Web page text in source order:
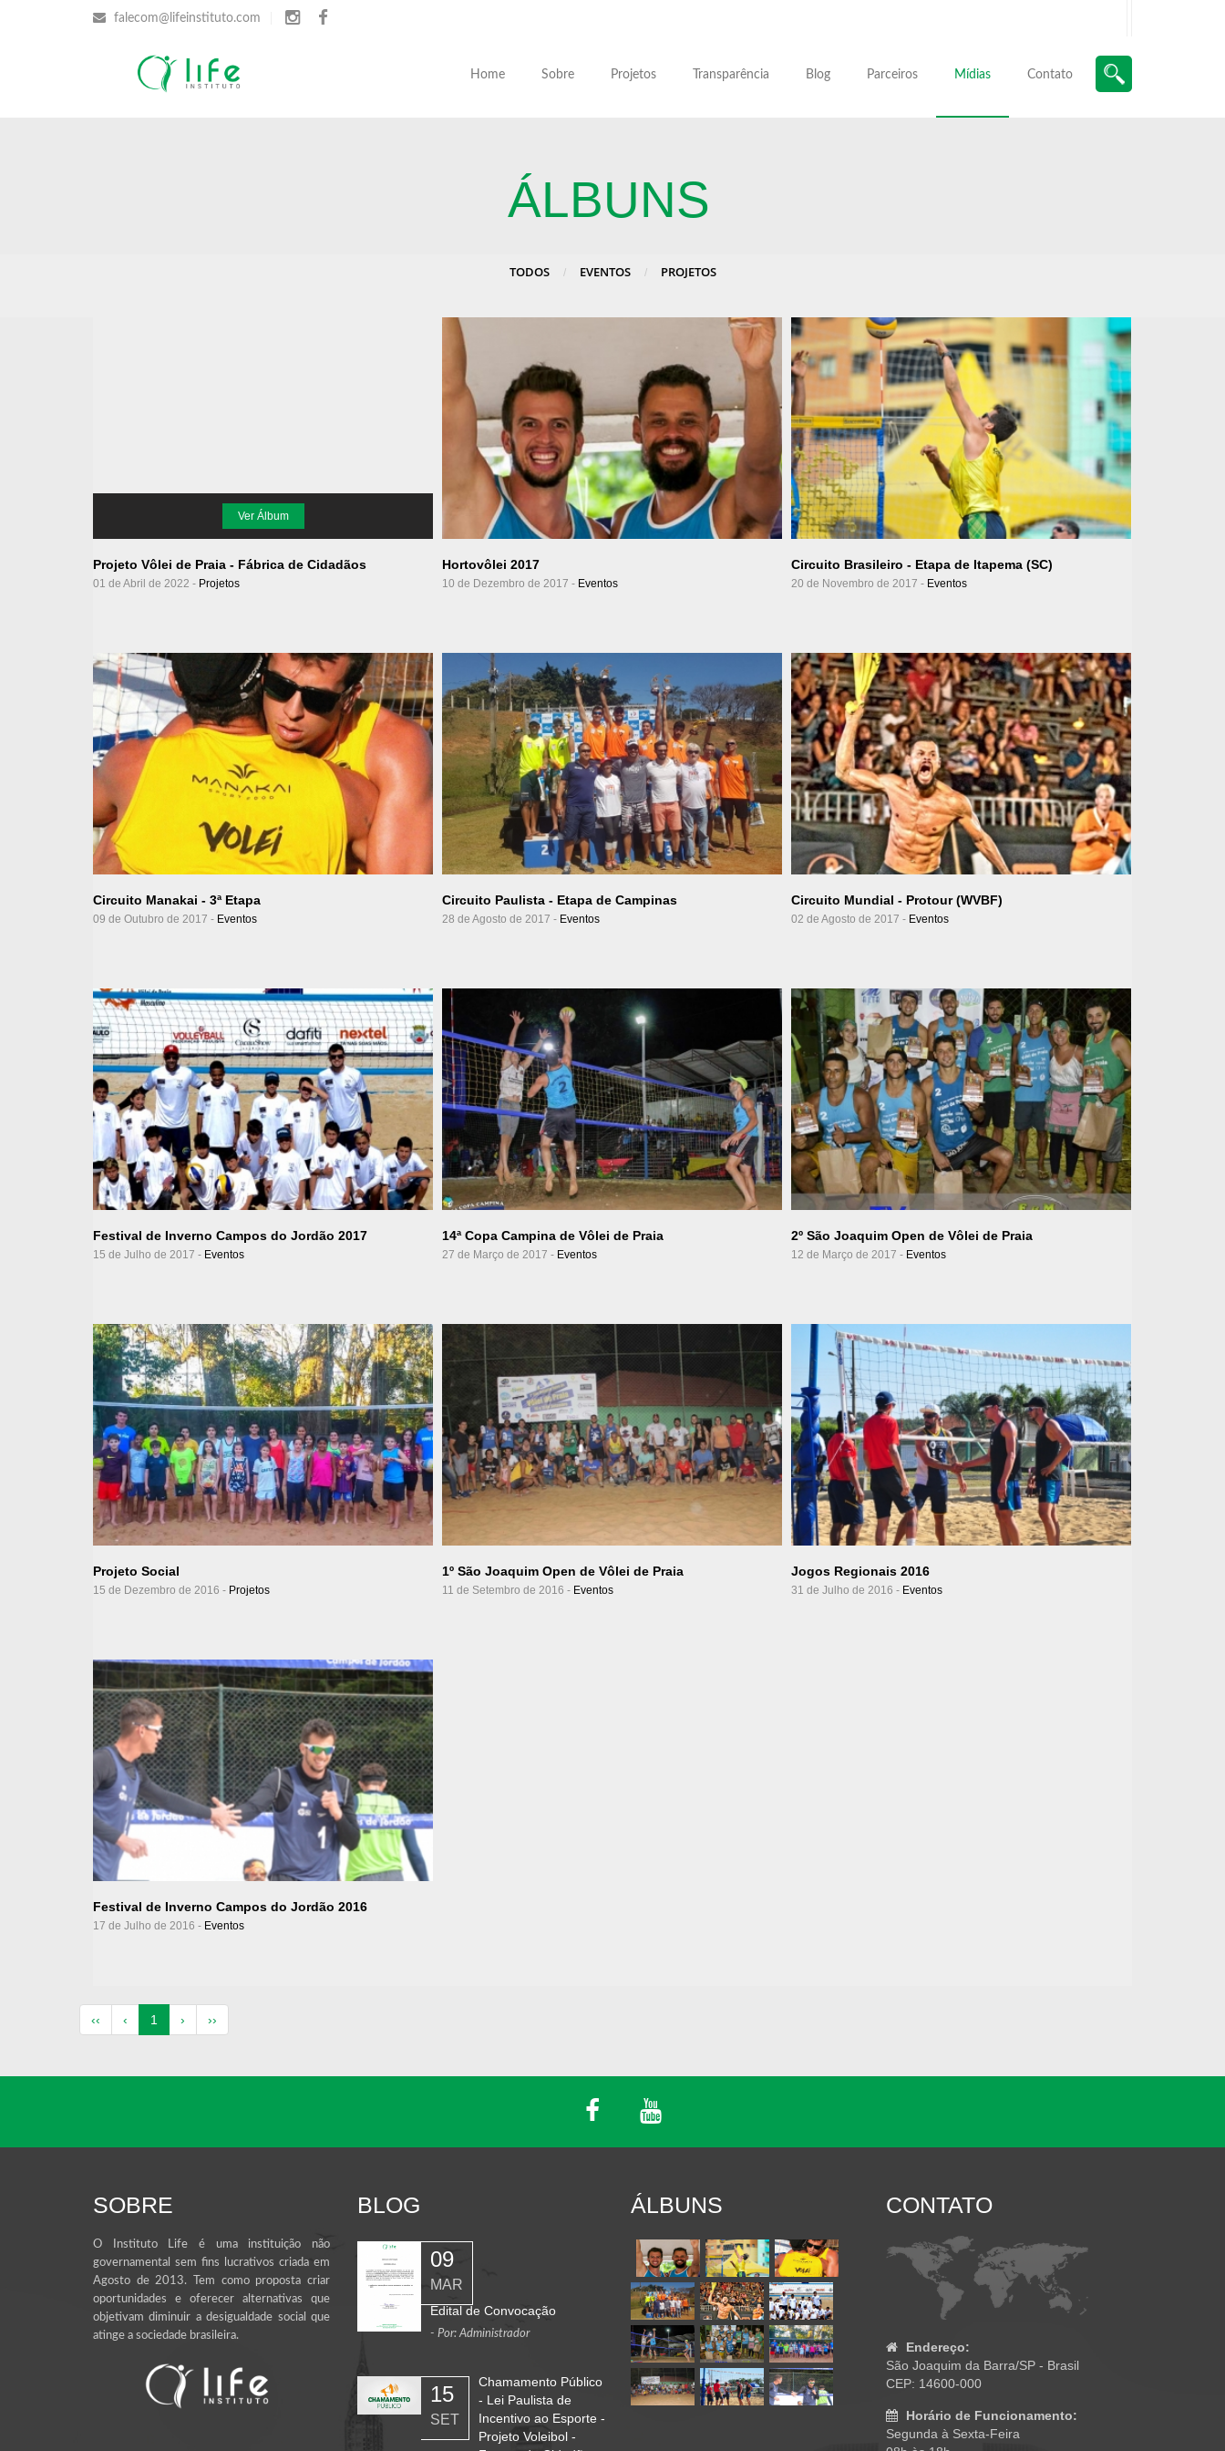
falecom@lifeinstituto.com
Home Sobre Projetos Transparência Blog Parceiros Mídias Contato
ÁLBUNS
TODOS / EVENTOS / PROJETOS
Ver Álbum
Projeto Vôlei de Praia - Fábrica de Cidadãos
01 de Abril de 2022 - Projetos
Ver Álbum
Hortovôlei 2017
10 de Dezembro de 2017 - Eventos
Ver Álbum
Circuito Brasileiro - Etapa de Itapema (SC)
20 de Novembro de 2017 - Eventos
Ver Álbum
Circuito Manakai - 3ª Etapa
09 de Outubro de 2017 - Eventos
Ver Álbum
Circuito Paulista - Etapa de Campinas
28 de Agosto de 2017 - Eventos
Ver Álbum
Circuito Mundial - Protour (WVBF)
02 de Agosto de 2017 - Eventos
Ver Álbum
Festival de Inverno Campos do Jordão 2017
15 de Julho de 2017 - Eventos
Ver Álbum
14ª Copa Campina de Vôlei de Praia
27 de Março de 2017 - Eventos
Ver Álbum
2º São Joaquim Open de Vôlei de Praia
12 de Março de 2017 - Eventos
Ver Álbum
Projeto Social
15 de Dezembro de 2016 - Projetos
1º São Joaquim Open de Vôlei de Praia
11 de Setembro de 2016 - Eventos
Ver Álbum
Jogos Regionais 2016
31 de Julho de 2016 - Eventos
Ver Álbum
Festival de Inverno Campos do Jordão 2016
17 de Julho de 2016 - Eventos
‹‹ ‹ 1 (atual)
› ››
SOBRE
O Instituto Life é uma instituição não
governamental sem fins lucrativos criada em
Agosto de 2013. Tem como proposta criar
oportunidades e oferecer alternativas que
objetivam diminuir a desigualdade social que
atinge a sociedade brasileira.
BLOG
09
MAR
Edital de Convocação
- Por: Administrador
15
SET
Chamamento Público
- Lei Paulista de
Incentivo ao Esporte -
Projeto Voleibol -
ÁLBUNS CONTATO
Endereço:
São Joaquim da Barra/SP - Brasil
CEP: 14600-000
Horário de Funcionamento:
Segunda à Sexta-Feira